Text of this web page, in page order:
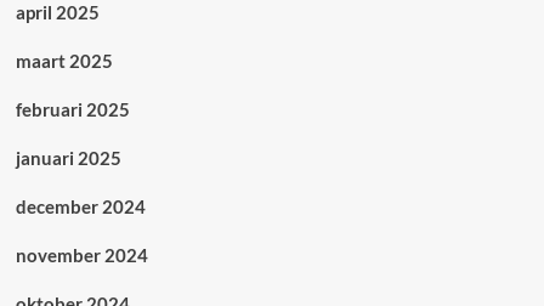
april 2025
maart 2025
februari 2025
januari 2025
december 2024
november 2024